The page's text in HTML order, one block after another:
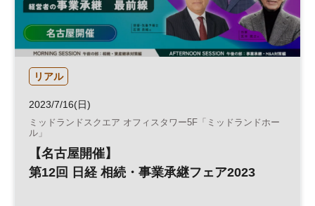
リアル
2023/7/16(日)
ミッドランドスクエア オフィスタワー5F「ミッドランドホー
ル」
【名古屋開催】
第12回 日経 相続・事業承継フェア2023